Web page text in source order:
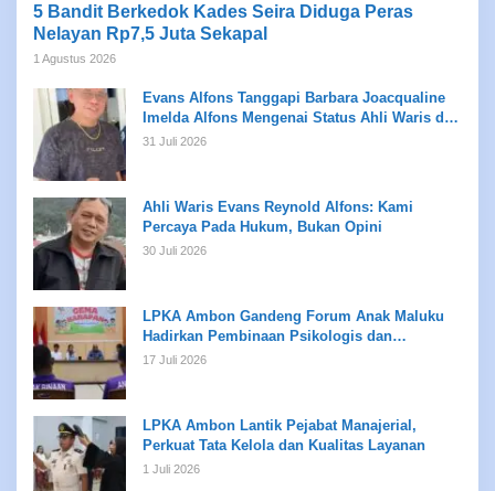
5 Bandit Berkedok Kades Seira Diduga Peras
Nelayan Rp7,5 Juta Sekapal
1 Agustus 2026
Evans Alfons Tanggapi Barbara Joacqualine
Imelda Alfons Mengenai Status Ahli Waris dan
Putusan Pengadilan
31 Juli 2026
Ahli Waris Evans Reynold Alfons: Kami
Percaya Pada Hukum, Bukan Opini
30 Juli 2026
LPKA Ambon Gandeng Forum Anak Maluku
Hadirkan Pembinaan Psikologis dan
Kreativitas bagi Anak Binaan
17 Juli 2026
LPKA Ambon Lantik Pejabat Manajerial,
Perkuat Tata Kelola dan Kualitas Layanan
1 Juli 2026